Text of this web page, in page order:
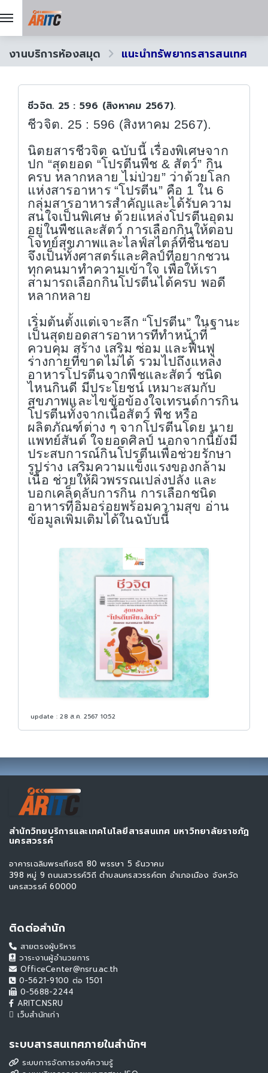
งานบริการห้องสมุด แนะนำทรัพยากรสารสนเทศ
ชีวจิต. 25 : 596 (สิงหาคม 2567).
ชีวจิต. 25 : 596 (สิงหาคม 2567).
นิตยสารชีวจิต ฉบับนี้ เรื่องพิเศษจาก
ปก “สุดยอด “โปรตีนพืช & สัตว์” กิน
ครบ หลากหลาย ไม่ป่วย” ว่าด้วยโลก
แห่งสารอาหาร “โปรตีน” คือ 1 ใน 6
กลุ่มสารอาหารสำคัญและได้รับความ
สนใจเป็นพิเศษ ด้วยแหล่งโปรตีนอุดม
อยู่ในพืชและสัตว์ การเลือกกินให้ตอบ
โจทย์สุขภาพและไลฟ์สไตล์ที่ชื่นชอบ
จึงเป็นทั้งศาสตร์และศิลป์ที่อยากชวน
ทุกคนมาทำความเข้าใจ เพื่อให้เรา
สามารถเลือกกินโปรตีนได้ครบ พอดี
หลากหลาย
เริ่มต้นตั้งแต่เจาะลึก “โปรตีน” ในฐานะ
เป็นสุดยอดสารอาหารทีทำหน้าที่
ควบคุม สร้าง เสริม ซ่อม และฟื้นฟู
ร่างกายที่ขาดไม่ได้ รวมไปถึงแหล่ง
อาหารโปรตีนจากพืชและสัตว์ ชนิด
ไหนกินดี มีประโยชน์ เหมาะสมกับ
สุขภาพและไขข้อข้องใจเทรนด์การกิน
โปรตีนทั้งจากเนื้อสัตว์ พืช หรือ
ผลิตภัณฑ์ต่าง ๆ จากโปรตีนโดย นาย
แพทย์สันต์ ใจยอดศิลป์ นอกจากนี้ยังมี
ประสบการณ์กินโปรตีนเพื่อช่วยรักษา
รูปร่าง เสริมความแข็งแรงของกล้าม
เนื้อ ช่วยให้ผิวพรรณเปล่งปลั่ง และ
บอกเคล็ดลับการกิน การเลือกชนิด
อาหารที่อิ่มอร่อยพร้อมความสุข อ่าน
ข้อมูลเพิ่มเติมได้ในฉบับนี้
update : 28 ส.ค. 2567 10:52
สำนักวิทยบริการและเทคโนโลยีสารสนเทศ มหาวิทยาลัยราชภัฏ
นครสวรรค์
อาคารเฉลิมพระเกียรติ 80 พรรษา 5 ธันวาคม
398 หมู่ 9 ถนนสวรรค์วิถี ตำบลนครสวรรค์ตก อำเภอเมือง จังหวัด
นครสวรรค์ 60000
ติดต่อสำนัก
สายตรงผู้บริหาร
วาระงานผู้อำนวยการ
OfficeCenter@nsru.ac.th
0-5621-9100 ต่อ 1501
0-5688-2244
ARITC.NSRU
เว็บสำนักเก่า
ระบบสารสนเทศภายในสำนักฯ
ระบบการจัดการองค์ความรู้